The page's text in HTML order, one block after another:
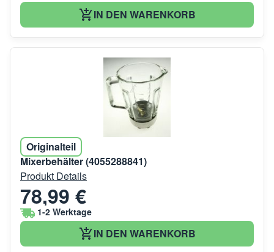
IN DEN WARENKORB
Originalteil
Mixerbehälter (4055288841)
Produkt Details
78,99 €
1-2 Werktage
IN DEN WARENKORB